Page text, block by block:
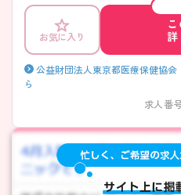
お気に入り
公益財団法人東京都医療保健協
ら
求人番